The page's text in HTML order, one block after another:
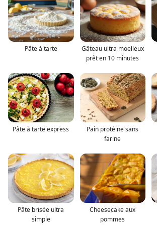
Pâte à tarte
Gâteau ultra moelleux
prêt en 10 minutes
Pâte à tarte express
Pain protéine sans
farine
Pâte brisée ultra
simple
Cheesecake aux
pommes